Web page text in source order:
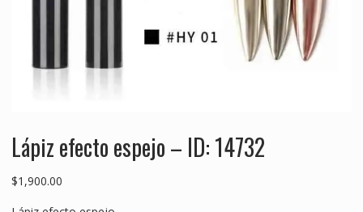
Lápiz efecto espejo – ID: 14732
$1,900.00